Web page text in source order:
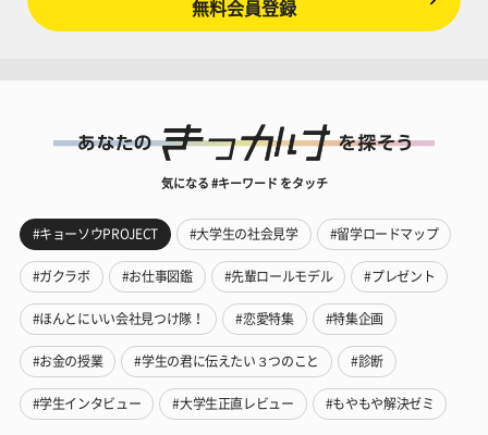
無料会員登録
気になる #キーワード をタッチ
#キョーソウPROJECT #大学生の社会見学 #留学ロードマップ
#ガクラボ #お仕事図鑑 #先輩ロールモデル #プレゼント
#ほんとにいい会社見つけ隊！ #恋愛特集 #特集企画
#お金の授業 #学生の君に伝えたい３つのこと #診断
#学生インタビュー #大学生正直レビュー #もやもや解決ゼミ